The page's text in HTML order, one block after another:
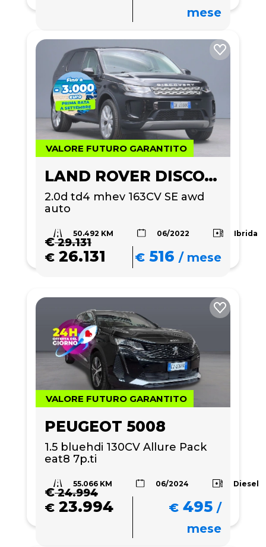
mese
VALORE FUTURO GARANTITO
LAND ROVER DISCOVERY SPORT
2.0d td4 mhev 163CV SE awd
auto
50.492 KM 06/2022 Ibrida
€29.131
€ 26.131 € 516 /mese
VALORE FUTURO GARANTITO
PEUGEOT 5008
1.5 bluehdi 130CV Allure Pack
eat8 7p.ti
55.066 KM 06/2024 Diesel
€24.994
€ 23.994 € 495 /
mese